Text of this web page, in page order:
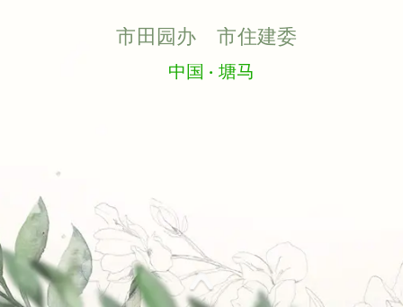
市田园办 市住建委
中国 · 塘马